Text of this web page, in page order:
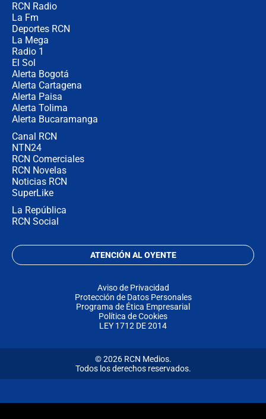
RCN Radio
La Fm
Deportes RCN
La Mega
Radio 1
El Sol
Alerta Bogotá
Alerta Cartagena
Alerta Paisa
Alerta Tolima
Alerta Bucaramanga
Canal RCN
NTN24
RCN Comerciales
RCN Novelas
Noticias RCN
SuperLike
La República
RCN Social
ATENCIÓN AL OYENTE
Aviso de Privacidad
Protección de Datos Personales
Programa de Ética Empresarial
Política de Cookies
LEY 1712 DE 2014
© 2026 RCN Medios.
Todos los derechos reservados.